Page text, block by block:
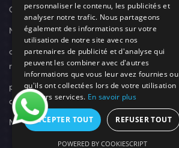
Contact
Nos techniciens
campagne-
recrutement
politique de
confidentialité
Mentions légales
personnaliser le contenu, les publicités et
analyser notre trafic. Nous partageons
également des informations sur votre
utilisation de notre site avec nos
partenaires de publicité et d'analyse qui
peuvent les combiner avec d'autres
informations que vous leur avez fournies ou
qu'ils ont collectées lors de votre utilisation
de leurs services. En savoir plus
ACCEPTER TOUT REFUSER TOUT
POWERED BY COOKIESCRIPT